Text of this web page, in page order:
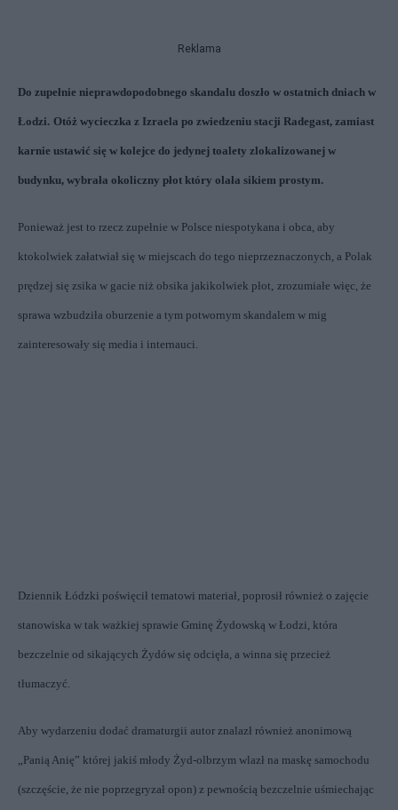
Reklama
Do zupełnie nieprawdopodobnego skandalu doszło w ostatnich dniach w
Łodzi. Otóż wycieczka z Izraela po zwiedzeniu stacji Radegast, zamiast
karnie ustawić się w kolejce do jedynej toalety zlokalizowanej w
budynku, wybrała okoliczny płot który olała sikiem prostym.
Ponieważ jest to rzecz zupełnie w Polsce niespotykana i obca, aby
ktokolwiek załatwiał się w miejscach do tego nieprzeznaczonych, a Polak
prędzej się zsika w gacie niż obsika jakikolwiek płot, zrozumiałe więc, że
sprawa wzbudziła oburzenie a tym potwornym skandalem w mig
zainteresowały się media i internauci.
Dziennik Łódzki poświęcił tematowi materiał, poprosił również o zajęcie
stanowiska w tak ważkiej sprawie Gminę Żydowską w Łodzi, która
bezczelnie od sikających Żydów się odcięła, a winna się przecież
tłumaczyć.
Aby wydarzeniu dodać dramaturgii autor znalazł również anonimową
„Panią Anię” której jakiś młody Żyd-olbrzym wlazł na maskę samochodu
(szczęście, że nie poprzegryzał opon) z pewnością bezczelnie uśmiechając